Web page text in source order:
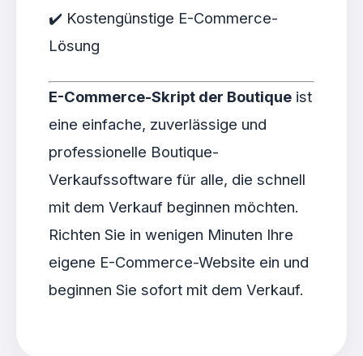
✔️ Kostengünstige E-Commerce-
Lösung
E-Commerce-Skript der Boutique ist
eine einfache, zuverlässige und
professionelle Boutique-
Verkaufssoftware für alle, die schnell
mit dem Verkauf beginnen möchten.
Richten Sie in wenigen Minuten Ihre
eigene E-Commerce-Website ein und
beginnen Sie sofort mit dem Verkauf.